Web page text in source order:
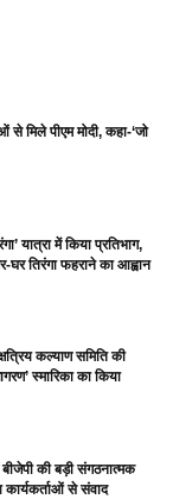
मिले पीएम मोदी, कहा-‘जो
यात्रा में किया प्रतिभाग,
घर तिरंगा फहराने का आह्वान
कल्याण समिति की
स्मारिका का किया
की बड़ी संगठनात्मक
से संवाद